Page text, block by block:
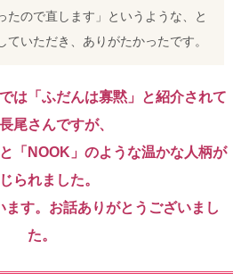
たので直します」というような、と
ていただき、ありがたかったです。
は「ふだんは寡黙」と紹介されて
尾さんですが、
「NOOK」のような温かな人柄が
られました。
す。お話ありがとうございまし
た。